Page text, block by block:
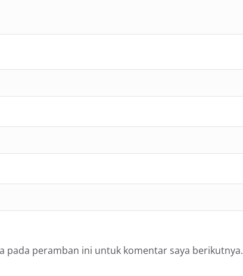
pada peramban ini untuk komentar saya berikutnya.